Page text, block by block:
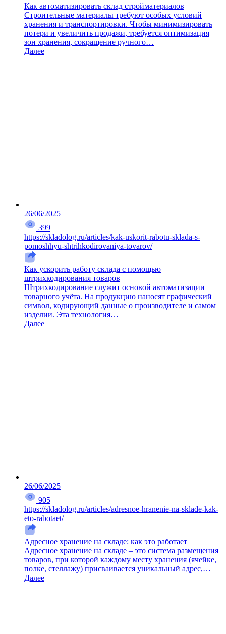
Как автоматизировать склад стройматериалов
Строительные материалы требуют особых условий
хранения и транспортировки. Чтобы минимизировать
потери и увеличить продажи, требуется оптимизация
зон хранения, сокращение ручного…
Далее
26/06/2025
399
https://skladolog.ru/articles/kak-uskorit-rabotu-sklada-s-
pomoshhyu-shtrihkodirovaniya-tovarov/
Как ускорить работу склада с помощью
штрихкодирования товаров
Штрихкодирование служит основой автоматизации
товарного учёта. На продукцию наносят графический
символ, кодирующий данные о производителе и самом
изделии. Эта технология…
Далее
26/06/2025
905
https://skladolog.ru/articles/adresnoe-hranenie-na-sklade-kak-
eto-rabotaet/
Адресное хранение на складе: как это работает
Адресное хранение на складе – это система размещения
товаров, при которой каждому месту хранения (ячейке,
полке, стеллажу) присваивается уникальный адрес,…
Далее